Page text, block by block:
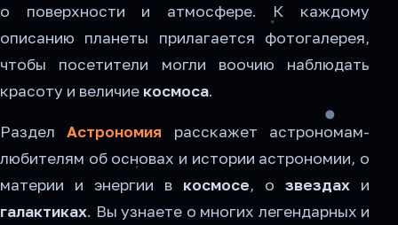
о поверхности и атмосфере. К каждому
описанию планеты прилагается фотогалерея,
чтобы посетители могли воочию наблюдать
красоту и величие космоса.
РазделАстрономия расскажет астрономам-
любителям об основах и истории астрономии, о
материи и энергии в космосе, о звездах и
галактиках. Вы узнаете о многих легендарных и